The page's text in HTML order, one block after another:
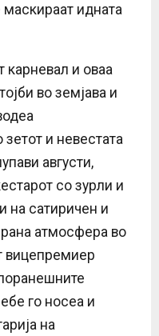
идната
карневал и оваа
во земјава и
и невестата
августи,
со зурли и
на сатиричен и
атмосфера во
вицепремиер
го носеа и
на